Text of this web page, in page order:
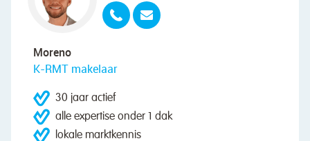
Moreno
K-RMT makelaar
30 jaar actief
alle expertise onder 1 dak
lokale marktkennis